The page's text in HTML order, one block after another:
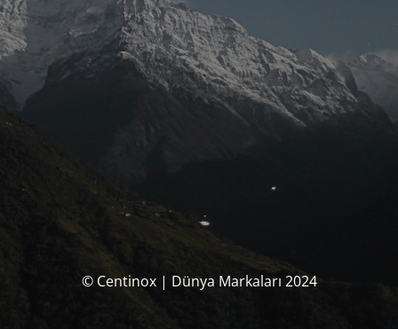
© Centinox | Dünya Markaları 2024